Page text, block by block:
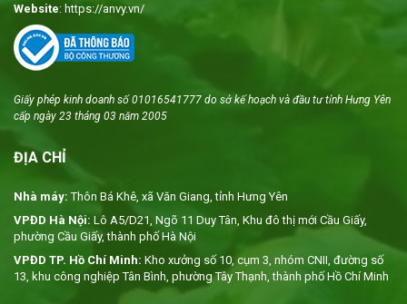
Website: https://anvy.vn/
Giấy phép kinh doanh số 01016541777 do sở kế hoạch và đầu tư tỉnh Hưng Yên
cấp ngày 23 tháng 03 năm 2005
ĐỊA CHỈ
Nhà máy: Thôn Bá Khê, xã Văn Giang, tỉnh Hưng Yên
VPĐD Hà Nội: Lô A5/D21, Ngõ 11 Duy Tân, Khu đô thị mới Cầu Giấy,
phường Cầu Giấy, thành phố Hà Nội
VPĐD TP. Hồ Chí Minh: Kho xưởng số 10, cụm 3, nhóm CNII, đường số
13, khu công nghiệp Tân Bình, phường Tây Thạnh, thành phố Hồ Chí Minh